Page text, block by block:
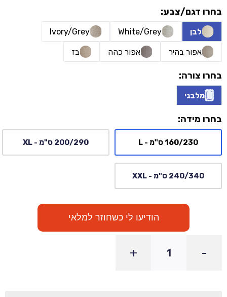
בחרו דגם/צבע:
לבן White/Grey
Ivory/Grey
אפור בהיר אפור כהה בז
בחרו צורה:
מלבני
בחרו מידה:
160/230 ס"מ - L 200/290 ס"מ - XL
240/340 ס"מ - XXL
הודיעו לי כשחוזר למלאי
-
+